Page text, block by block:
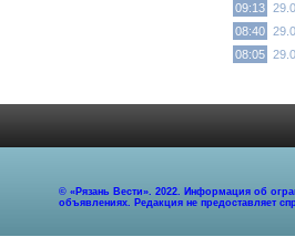
09:13
08:40
08:05
© «Рязань Вести». 2022. Информация об
объявлениях. Редакция не предоставляет